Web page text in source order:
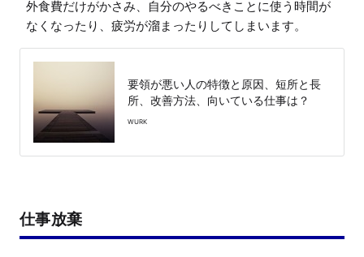
外食費だけがかさみ、自分のやるべきことに使う時間が
なくなったり、疲労が溜まったりしてしまいます。
要領が悪い人の特徴と原因、短所と長
所、改善方法、向いている仕事は？
WURK
仕事放棄